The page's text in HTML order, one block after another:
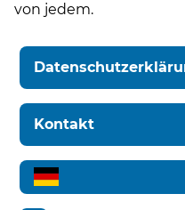
von jedem.
Kontakt